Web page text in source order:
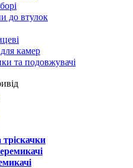
до втулок
камер
та подовжувачі